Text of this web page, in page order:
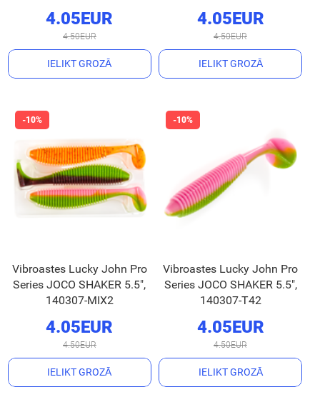
4.05EUR
4.50EUR
IELIKT GROZĀ
4.05EUR
4.50EUR
IELIKT GROZĀ
Vibroastes Lucky John Pro
Series JOCO SHAKER 5.5",
140307-MIX2
4.05EUR
4.50EUR
IELIKT GROZĀ
Vibroastes Lucky John Pro
Series JOCO SHAKER 5.5",
140307-T42
4.05EUR
4.50EUR
IELIKT GROZĀ